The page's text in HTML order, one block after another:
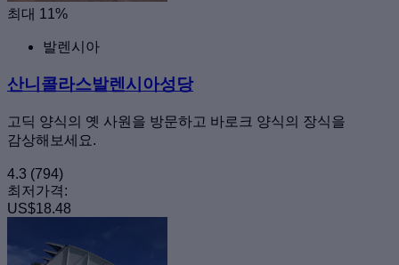
최대 11%
발렌시아
산니콜라스발렌시아성당
고딕 양식의 옛 사원을 방문하고 바로크 양식의 장식을
감상해보세요.
4.3 (794)
최저가격:
US$18.48